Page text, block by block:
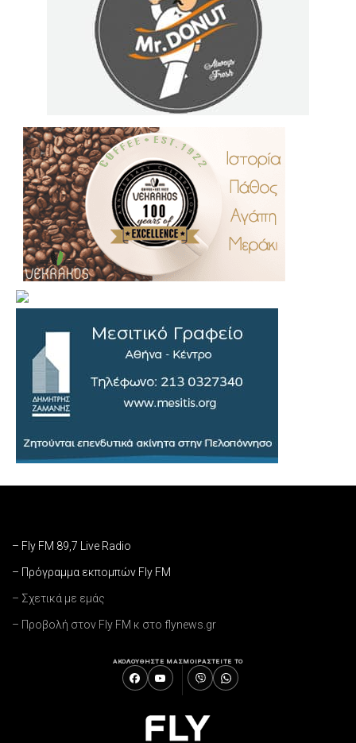
– Fly FM 89,7 Live Radio
– Πρόγραμμα εκπομπών Fly FM
– Σχετικά με εμάς
– Προβολή στον Fly FM κ στο flynews.gr
ΑΚΟΛΟΥΘΗΣΤΕ ΜΑΣΜΟΙΡΑΣΤΕΙΤΕ ΤΟ